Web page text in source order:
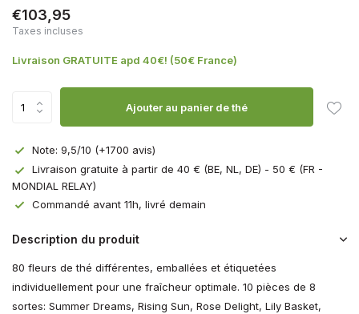
€103,95
Taxes incluses
Livraison GRATUITE apd 40€! (50€ France)
Ajouter au panier de thé
Note: 9,5/10 (+1700 avis)
Livraison gratuite à partir de 40 € (BE, NL, DE) - 50 € (FR -
MONDIAL RELAY)
Commandé avant 11h, livré demain
Description du produit
80 fleurs de thé différentes, emballées et étiquetées
individuellement pour une fraîcheur optimale. 10 pièces de 8
sortes: Summer Dreams, Rising Sun, Rose Delight, Lily Basket,